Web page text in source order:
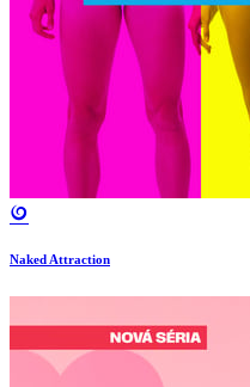
Naked Attraction